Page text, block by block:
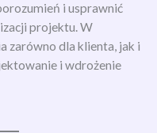
i usprawnić
projektu. W
zarówno dla klienta, jak i
i wdrożenie